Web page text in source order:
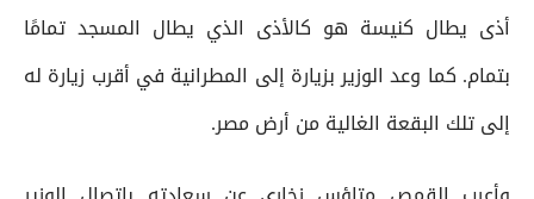
أذى يطال كنيسة هو كالأذى الذي يطال المسجد تمامًا
بتمام. كما وعد الوزير بزيارة إلى المطرانية في أقرب زيارة له
إلى تلك البقعة الغالية من أرض مصر.